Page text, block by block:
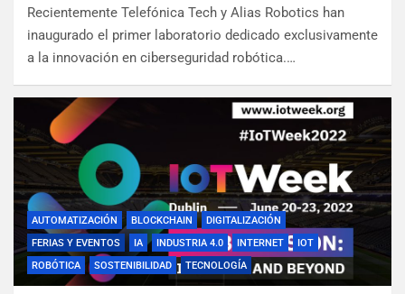
Recientemente Telefónica Tech y Alias Robotics han
inaugurado el primer laboratorio dedicado exclusivamente
a la innovación en ciberseguridad robótica.…
AUTOMATIZACIÓN BLOCKCHAIN
DIGITALIZACIÓN
FERIAS Y EVENTOS
IA INDUSTRIA 4.0 INTERNET
IOT
ROBÓTICA
SOSTENIBILIDAD TECNOLOGÍA